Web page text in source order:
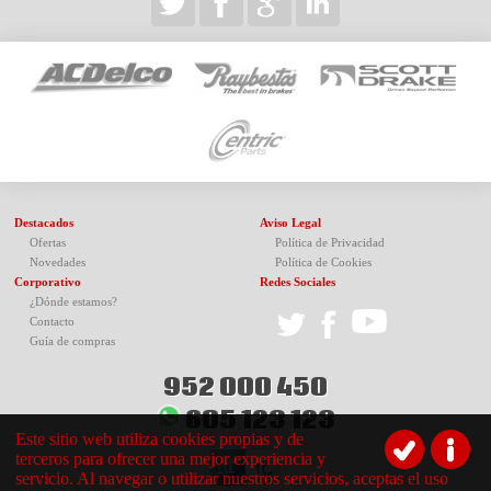
Destacados
Ofertas
Novedades
Corporativo
¿Dónde estamos?
Contacto
Guía de compras
Aviso Legal
Política de Privacidad
Política de Cookies
Redes Sociales
952 000 450
605 123 123
Este sitio web utiliza cookies propias y de
terceros para ofrecer una mejor experiencia y
servicio. Al navegar o utilizar nuestros servicios, aceptas el uso